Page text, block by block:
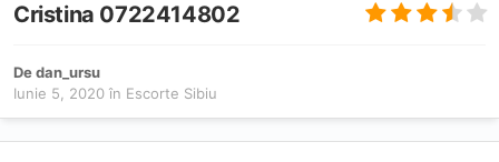
Cristina 0722414802
Dedan_ursu
Iunie 5, 2020 în Escorte Sibiu